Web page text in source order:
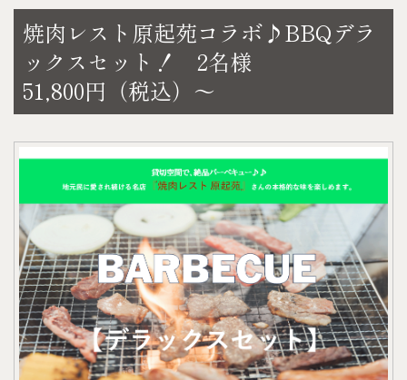
瀬戸内海で獲れた新鮮な魚介や地産の食材など、美
味しい ❝地のもの❞ が味わえると大人気の
観音寺にある人気居酒屋『あみ屋』さん。
ゲストハウスでの夕食時間を、贅沢な料理で更に特
別なものにしてみてはいかがでしょうか♪
【セット内容】
・親鳥ときのこの刻み鍋（うどん付）
・刺身盛り合わせ
【お好みのドリンク】
〈A.アルコール〉
・アサヒ オフ（発泡酒）
・キリン 淡麗極上〈生〉（発泡酒）
・キリン 氷結（レモン・グレープフルーツ）
・サントリー 角ハイボール
・ほろよい（カシオレ・白いサワー・もも）
焼肉レスト原起苑コラボ♪BBQデラ
ックスセット！ 2名様
51,800円（税込）～